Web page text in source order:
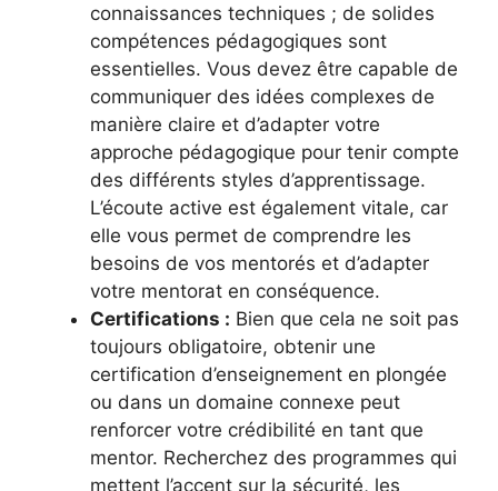
connaissances techniques ; de solides
compétences pédagogiques sont
essentielles. Vous devez être capable de
communiquer des idées complexes de
manière claire et d’adapter votre
approche pédagogique pour tenir compte
des différents styles d’apprentissage.
L’écoute active est également vitale, car
elle vous permet de comprendre les
besoins de vos mentorés et d’adapter
votre mentorat en conséquence.
Certifications : Bien que cela ne soit pas
toujours obligatoire, obtenir une
certification d’enseignement en plongée
ou dans un domaine connexe peut
renforcer votre crédibilité en tant que
mentor. Recherchez des programmes qui
mettent l’accent sur la sécurité, les